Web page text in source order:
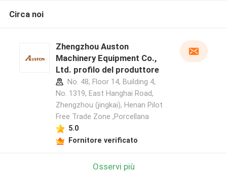
Circa noi
Zhengzhou Auston
Machinery Equipment Co.,
Ltd. profilo del produttore
No. 48, Floor 14, Building 4,
No. 1319, East Hanghai Road,
Zhengzhou (jingkai), Henan Pilot
Free Trade Zone ,Porcellana
5.0
Fornitore verificato
Osservi più